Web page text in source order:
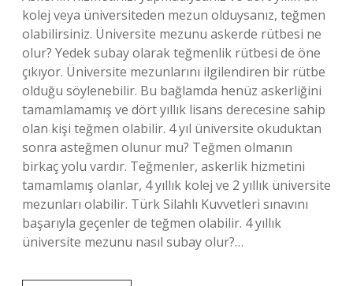
kolej veya üniversiteden mezun olduysanız, teğmen
olabilirsiniz. Üniversite mezunu askerde rütbesi ne
olur? Yedek subay olarak teğmenlik rütbesi de öne
çıkıyor. Üniversite mezunlarını ilgilendiren bir rütbe
olduğu söylenebilir. Bu bağlamda henüz askerliğini
tamamlamamış ve dört yıllık lisans derecesine sahip
olan kişi teğmen olabilir. 4 yıl üniversite okuduktan
sonra asteğmen olunur mu? Teğmen olmanın
birkaç yolu vardır. Teğmenler, askerlik hizmetini
tamamlamış olanlar, 4 yıllık kolej ve 2 yıllık üniversite
mezunları olabilir. Türk Silahlı Kuvvetleri sınavını
başarıyla geçenler de teğmen olabilir. 4 yıllık
üniversite mezunu nasıl subay olur?…